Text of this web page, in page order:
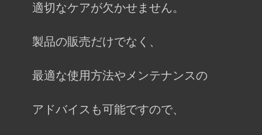
適切なケアが欠かせません。
製品の販売だけでなく、
最適な使用方法やメンテナンスの
アドバイスも可能ですので、